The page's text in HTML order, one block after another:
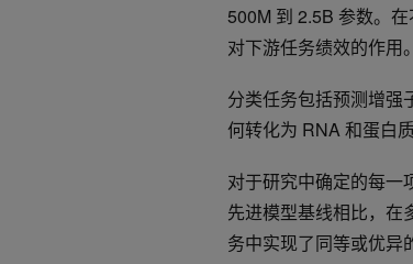
500M 到 2.5B 参数。
对下游任务绩效的作用。
分类任务包括预测增强
何转化为 RNA 和蛋白
对于研究中确定的每一
先进模型基线相比，在
务中实现了同等或优异